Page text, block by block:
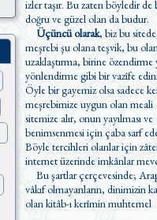
izler taşır. Bu zaten böyledir de belki
doğru ve güzel olan da budur.
Üçüncü olarak, biz bu
meşrebi şu olana teşvik, bu
uzaklaştırma, birine özendirme yada
yönlendirme gibi bir vazîfe
Öyle bir gayemiz olsa sadece
meşrebimize uygun olan meali
sitemize alır, onun yayılması ve
benimsenmesi için çaba sarf
Böyle tercihleri olanlar için
internet üzerinde imkânlar
Bu şartlar çerçevesinde;
vâkıf olmayanların, dinimizin kaynağı
olan kitâb-ı kerîmin muhtemel